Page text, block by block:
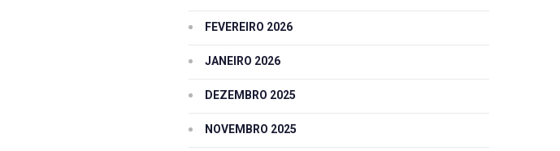
FEVEREIRO 2026
JANEIRO 2026
DEZEMBRO 2025
NOVEMBRO 2025